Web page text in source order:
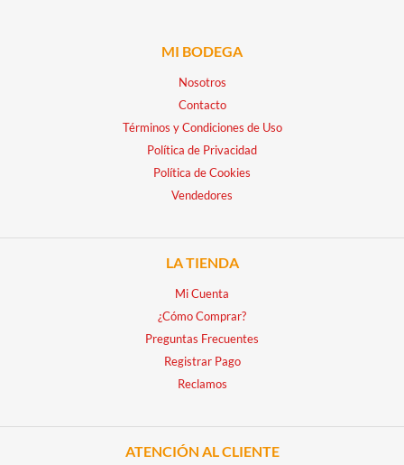
MI BODEGA
Nosotros
Contacto
Términos y Condiciones de Uso
Política de Privacidad
Política de Cookies
Vendedores
LA TIENDA
Mi Cuenta
¿Cómo Comprar?
Preguntas Frecuentes
Registrar Pago
Reclamos
ATENCIÓN AL CLIENTE